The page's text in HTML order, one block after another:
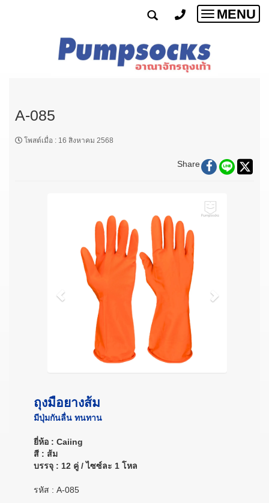
Toggle
MENU
A-085
โพสต์เมื่อ : 16 สิงหาคม 2568
Share
ถุงมือยางส้ม
มีปุ่มกันลื่น ทนทาน
ยี่ห้อ : Caiing
สี : ส้ม
บรรจุ : 12 คู่ / ไซซ์ละ 1 โหล
รหัส : A-085